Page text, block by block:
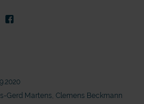
Gerd Martens, Clemens Beckmann